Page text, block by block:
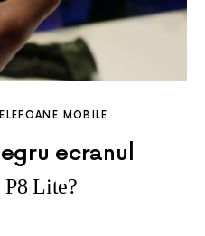
MOBILE
ecranul
Lite?